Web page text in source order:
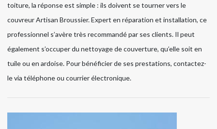
toiture, la réponse est simple : ils doivent se tourner vers le
couvreur Artisan Broussier. Expert en réparation et installation, ce
professionnel s’avère très recommandé par ses clients. Il peut
également s’occuper du nettoyage de couverture, qu’elle soit en
tuile ou en ardoise. Pour bénéficier de ses prestations, contactez-
le via téléphone ou courrier électronique.